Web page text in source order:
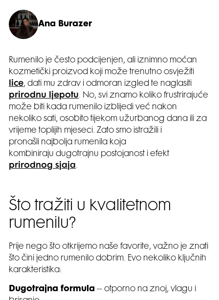
Ana Burazer
Rumenilo je često podcijenjen, ali iznimno moćan
kozmetički proizvod koji može trenutno osvježiti
lice, dati mu zdrav i odmoran izgled te naglasiti
prirodnu ljepotu. No, svi znamo koliko frustrirajuće
može biti kada rumenilo izblijedi već nakon
nekoliko sati, osobito tijekom užurbanog dana ili za
vrijeme toplijih mjeseci. Zato smo istražili i
pronašli najbolja rumenila koja
kombiniraju dugotrajnu postojanost i efekt
prirodnog sjaja.
Što tražiti u kvalitetnom
rumenilu?
Prije nego što otkrijemo naše favorite, važno je znati
što čini jedno rumenilo dobrim. Evo nekoliko ključnih
karakteristika:
Dugotrajna formula – otporno na znoj, vlagu i